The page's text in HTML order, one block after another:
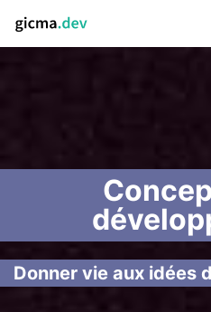
Donner vie aux idées